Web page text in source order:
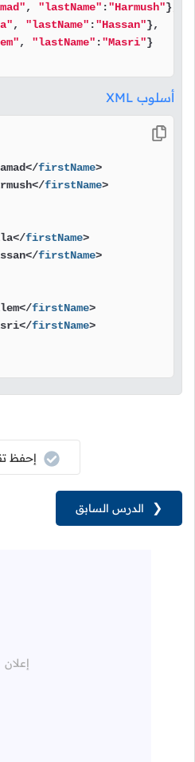
, "lastName" :"Harmush"},
, "lastName" :"Hassan"},
, "lastName" :"Masri"}
أسلوب XML
</firstName>
</firstName>
</firstName>
</firstName>
</firstName>
</firstName>
إحفظ
❮ الدرس السابق